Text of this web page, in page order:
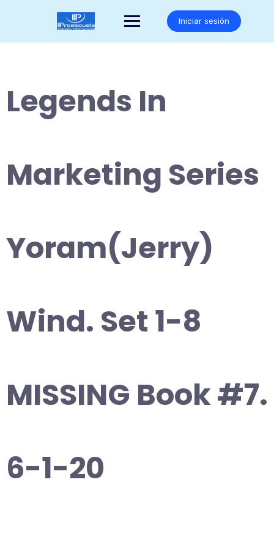
Iniciar sesión
Legends In
Marketing Series
Yoram(Jerry)
Wind. Set 1-8
MISSING Book #7.
6-1-20